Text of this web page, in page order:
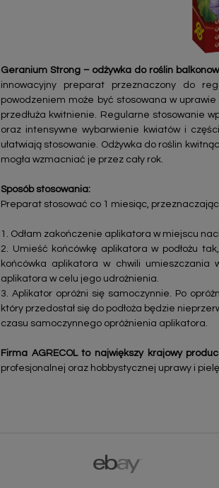
Geranium Strong – odżywka do roślin
innowacyjny preparat przeznaczony do
powodzeniem może być stosowana w
przedłuża kwitnienie. Regularne stosowanie
oraz intensywne wybarwienie kwiatów i
ułatwiają stosowanie. Odżywka do roślin
mogła wzmacniać je przez cały rok.
Sposób stosowania:
Preparat stosować co 1 miesiąc,
1. Odłam zakończenie aplikatora w miejscu
2. Umieść końcówkę aplikatora w podłożu
końcówka aplikatora w chwili umieszczania
aplikatora w celu jego udrożnienia.
3. Aplikator opróżni się samoczynnie. Po
który przedostał się do podłoża będzie
czasu samoczynnego opróżnienia aplikatora.
Firma AGRECOL to największy krajowy
profesjonalnej oraz hobbystycznej uprawy i